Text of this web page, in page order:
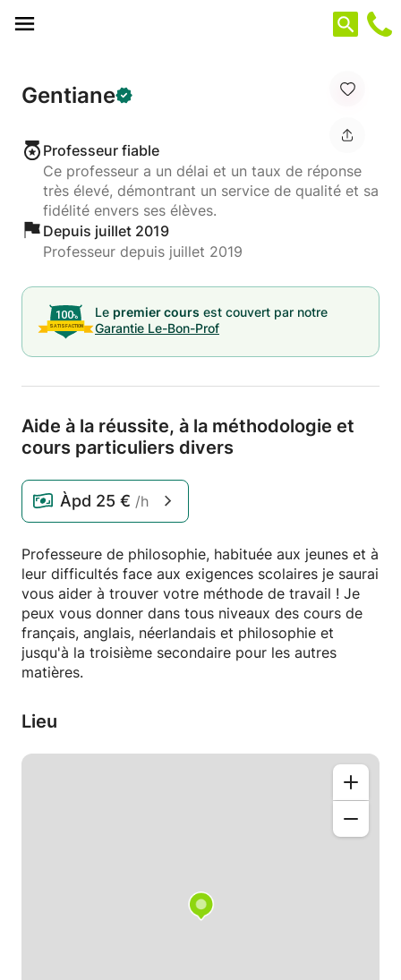
Gentiane
Professeur fiable
Ce professeur a un délai et un taux de réponse
très élevé, démontrant un service de qualité et sa
fidélité envers ses élèves.
Depuis juillet 2019
Professeur depuis juillet 2019
Le premier cours est couvert par notre
Garantie Le-Bon-Prof
Aide à la réussite, à la méthodologie et
cours particuliers divers
Àpd 25 € /h
Professeure de philosophie, habituée aux jeunes et à
leur difficultés face aux exigences scolaires je saurai
vous aider à trouver votre méthode de travail ! Je
peux vous donner dans tous niveaux des cours de
français, anglais, néerlandais et philosophie et
jusqu'à la troisième secondaire pour les autres
matières.
Lieu